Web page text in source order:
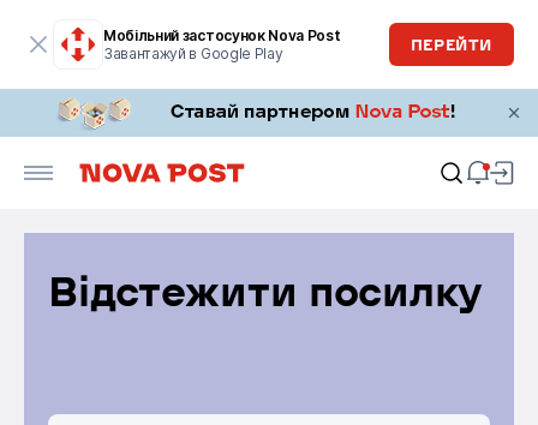
Мобільний застосунок Nova Post
Завантажуй в Google Play
ПЕРЕЙТИ
Відстежити посилку